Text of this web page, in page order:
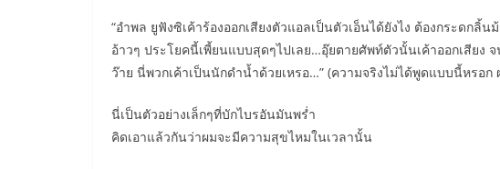
“อำพล ยูฟังซิเค้าร้องออกเสียงตัวแอลเป็นตัวเอ็นได้ยังไง ต้องกระดก
อ้าวๆ ประโยคนี้เพี้ยนแบบสุดๆไปเลย…อุ๊ยตายศัพท์ตัวนั้นเค้าออกเสียง
ว๊าย นี่พวกเค้าเป็นนักดำน้ำด้วยเหรอ…” (ความจริงไม่ได้พูดแบบนี้หรอ
นี่เป็นตัวอย่างเล็กๆที่บักไบรอันมันพร่ำ
คิดเอาแล้วกันว่าผมจะมีความสุขไหมในเวลานั้น